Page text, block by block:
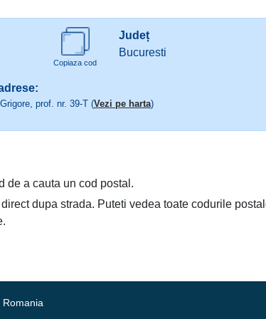
Copiaza cod
Județ
Bucuresti
prof. nr. 39-T (Vezi pe harta)
de a cauta un cod postal.
dupa strada. Puteti vedea toate codurile